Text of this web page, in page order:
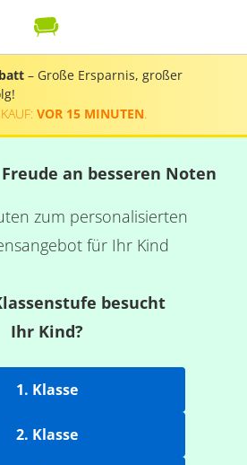
– Große Ersparnis, großer
VOR 15 MINUTEN
an besseren Noten
zum personalisierten
für Ihr Kind
besucht
Ihr Kind?
1. Klasse
2. Klasse